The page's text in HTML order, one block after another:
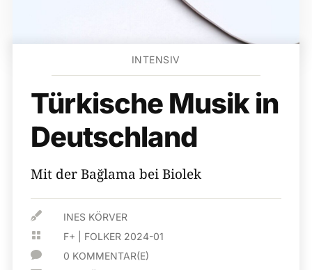
INTENSIV
Türkische Musik in
Deutschland
Mit der Bağlama bei Biolek
 INES KÖRVER
 F+ FOLKER 2024-01
 0 KOMMENTAR(E)